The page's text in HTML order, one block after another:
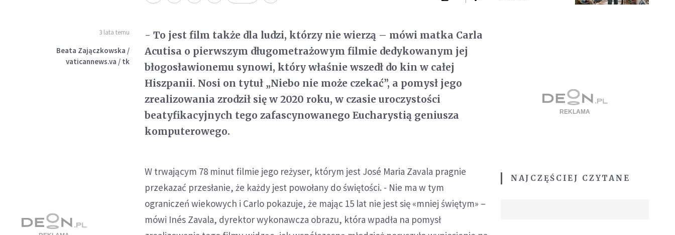
3 lata temu
Beata Zajączkowska /
vaticannews.va / tk
- To jest film także dla ludzi, którzy nie wierzą – mówi matka Carla
Acutisa o pierwszym długometrażowym filmie dedykowanym jej
błogosławionemu synowi, który właśnie wszedł do kin w całej
Hiszpanii. Nosi on tytuł „Niebo nie może czekać”, a pomysł jego
zrealizowania zrodził się w 2020 roku, w czasie uroczystości
beatyfikacyjnych tego zafascynowanego Eucharystią geniusza
komputerowego.
W trwającym 78 minut filmie jego reżyser, którym jest José Maria Zavala pragnie
przekazać przesłanie, że każdy jest powołany do świętości. - Nie ma w tym
ograniczeń wiekowych i Carlo pokazuje, że mając 15 lat nie jest się «mniej świętym» –
mówi Inés Zavala, dyrektor wykonawcza obrazu, która wpadła na pomysł
NAJCZĘŚCIEJ CZYTANE